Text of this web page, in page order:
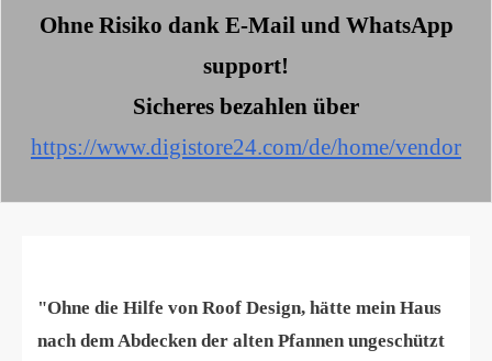
Ohne Risiko dank E-Mail und WhatsApp
support!
Sicheres bezahlen über
https://www.digistore24.com/de/home/vendor
❝
"Ohne die Hilfe von Roof Design, hätte mein Haus
nach dem Abdecken der alten Pfannen ungeschützt